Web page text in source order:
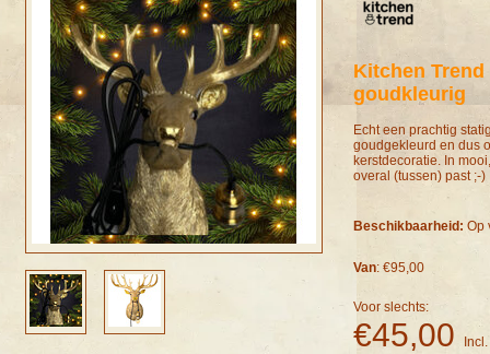
Kitchen Trend
goudkleurig
Echt een prachtig
goudgekleurd en dus
kerstdecoratie. In
overal (tussen) past ;-)
Beschikbaarheid: Op
Van: €95,00
Voor slechts:
€45,00